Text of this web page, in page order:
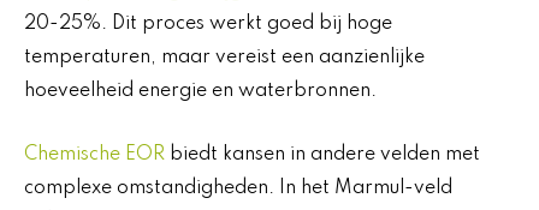
20-25%. Dit proces werkt goed bij hoge
temperaturen, maar vereist een aanzienlijke
hoeveelheid energie en waterbronnen.
Chemische EOR biedt kansen in andere velden met
complexe omstandigheden. In het Marmul-veld